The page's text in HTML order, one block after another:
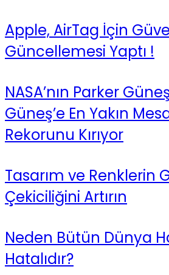
Apple, AirTag İçin
Güncellemesi Yaptı !
NASA’nın Parker
Güneş’e En Yakın
Rekorunu Kırıyor
Tasarım ve Renklerin
Çekiciliğini Artırın
Neden Bütün Dünya
Hatalıdır?